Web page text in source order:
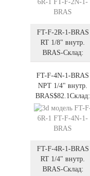
FT-F-2R-1-BRAS
RT 1/8" внутр.
BRAS-Склад:
FT-F-4N-1-BRAS
NPT 1/4" внутр.
BRAS$82.1Склад:
FT-F-4R-1-BRAS
RT 1/4" внутр.
BRAS-Склад: